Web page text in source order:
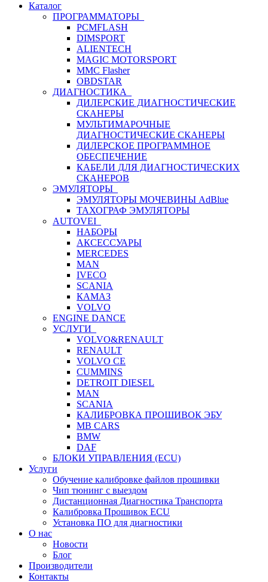
Каталог
ПРОГРАММАТОРЫ
PCMFLASH
DIMSPORT
ALIENTECH
MAGIC MOTORSPORT
MMC Flasher
OBDSTAR
ДИАГНОСТИКА
ДИЛЕРСКИЕ ДИАГНОСТИЧЕСКИЕ
СКАНЕРЫ
МУЛЬТИМАРОЧНЫЕ
ДИАГНОСТИЧЕСКИЕ СКАНЕРЫ
ДИЛЕРСКОЕ ПРОГРАММНОЕ
ОБЕСПЕЧЕНИЕ
КАБЕЛИ ДЛЯ ДИАГНОСТИЧЕСКИХ
СКАНЕРОВ
ЭМУЛЯТОРЫ
ЭМУЛЯТОРЫ МОЧЕВИНЫ АdBlue
ТАХОГРАФ ЭМУЛЯТОРЫ
AUTOVEI
НАБОРЫ
АКСЕССУАРЫ
MERCEDES
MAN
IVECO
SCANIA
КАМАЗ
VOLVO
ENGINE DANCE
УСЛУГИ
VOLVO&RENAULT
RENAULT
VOLVO CE
CUMMINS
DETROIT DIESEL
MAN
SCANIA
КАЛИБРОВКА ПРОШИВОК ЭБУ
MB CARS
BMW
DAF
БЛОКИ УПРАВЛЕНИЯ (ECU)
Услуги
Обучение калибровке файлов прошивки
Чип тюнинг с выездом
Дистанционная Диагностика Транспорта
Калибровка Прошивок ECU
Установка ПО для диагностики
О нас
Новости
Блог
Производители
Контакты